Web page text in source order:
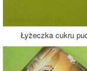
Łyżeczka cukru